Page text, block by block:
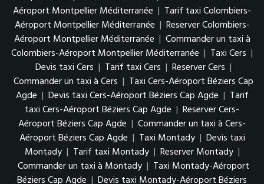
Aéroport Montpellier Méditerranée | Tarif taxi Colombiers-
Aéroport Montpellier Méditerranée | Reserver Colombiers-
Aéroport Montpellier Méditerranée | Commander un taxi à
Colombiers-Aéroport Montpellier Méditerranée | Taxi Cers |
Devis taxi Cers | Tarif taxi Cers | Reserver Cers |
Commander un taxi à Cers | Taxi Cers-Aéroport Béziers Cap
Agde | Devis taxi Cers-Aéroport Béziers Cap Agde | Tarif
taxi Cers-Aéroport Béziers Cap Agde | Reserver Cers-
Aéroport Béziers Cap Agde | Commander un taxi à Cers-
Aéroport Béziers Cap Agde | Taxi Montady | Devis taxi
Montady | Tarif taxi Montady | Reserver Montady |
Commander un taxi à Montady | Taxi Montady-Aéroport
Béziers Cap Agde | Devis taxi Montady-Aéroport Béziers